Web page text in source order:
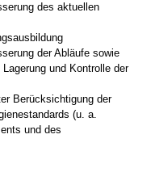
des aktuellen
der Abläufe sowie
und Kontrolle der
Berücksichtigung der
(u. a.
und des